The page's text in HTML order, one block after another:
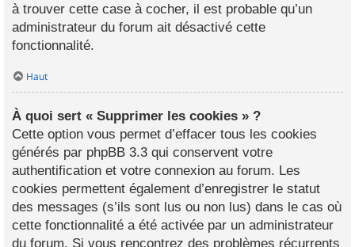
à trouver cette case à cocher, il est probable qu’un
administrateur du forum ait désactivé cette
fonctionnalité.
Haut
À quoi sert « Supprimer les cookies » ?
Cette option vous permet d’effacer tous les cookies
générés par phpBB 3.3 qui conservent votre
authentification et votre connexion au forum. Les
cookies permettent également d’enregistrer le statut
des messages (s’ils sont lus ou non lus) dans le cas où
cette fonctionnalité a été activée par un administrateur
du forum. Si vous rencontrez des problèmes récurrents